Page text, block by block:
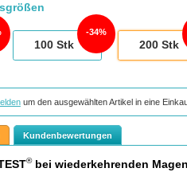
100Stk
34%
200Stk
um den ausgewählten Artikel in eine
Kundenbewertungen
®bei wiederkehrenden